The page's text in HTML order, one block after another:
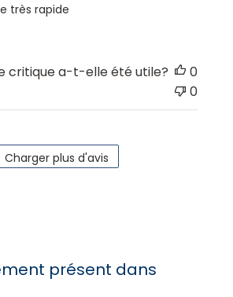
très rapide
critique a-t-elle été utile?
0
0
Charger plus d'avis
présent dans